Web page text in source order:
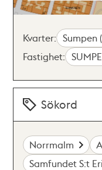
Kvarter: Sumpen
Fastighet:
Sökord
Norrmalm
Samfundet S:t